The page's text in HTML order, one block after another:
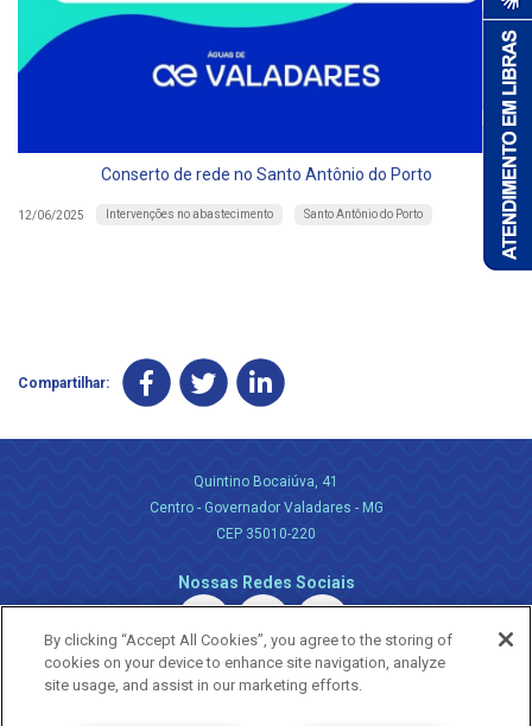
Conserto de rede no Santo Antônio do Porto
12/06/2025 Intervenções no abastecimento Santo Antônio do Porto
Compartilhar:
Quintino Bocaiúva, 41
Centro - Governador Valadares - MG
CEP 35010-220
Nossas Redes Sociais
By clicking “Accept All Cookies”, you agree to the storing of
cookies on your device to enhance site navigation, analyze
site usage, and assist in our marketing efforts.